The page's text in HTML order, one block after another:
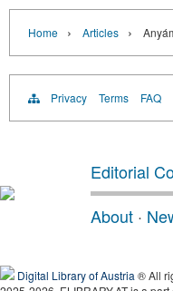
Home › Articles ›
Privacy Terms FAQ
Editorial
About ·
Digital Library of Austria ® All